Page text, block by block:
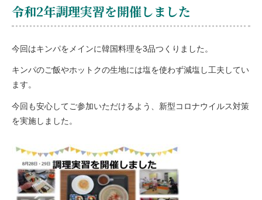
令和2年調理実習を開催しました
今回はキンパをメインに韓国料理を3品つくりました。
キンパのご飯やホットクの生地には塩を使わず減塩し工夫してい
ます。
今回も安心してご参加いただけるよう、新型コロナウイルス対策
を実施しました。